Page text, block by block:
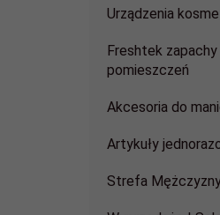
Urządzenia
Freshtek zapachy
pomieszczeń
Akcesoria do
Artykuły
Strefa